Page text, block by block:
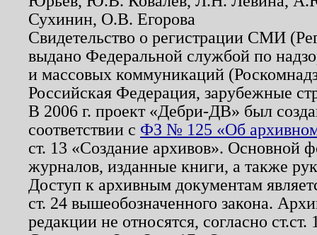
Сухинин, О.В. Егорова
Свидетельство о регистрации СМИ
выдано Федеральной службой по
и массовых коммуникаций
Российская Федерация, зарубежные
В 2006 г. проект «Дебри-ДВ» был
соответствии с ФЗ № 125 «Об
ст. 13 «Создание архивов». Основной
журналов, изданные книги, а также
Доступ к архивным документам
ст. 24 вышеобозначенного закона.
редакции не относятся, согласно